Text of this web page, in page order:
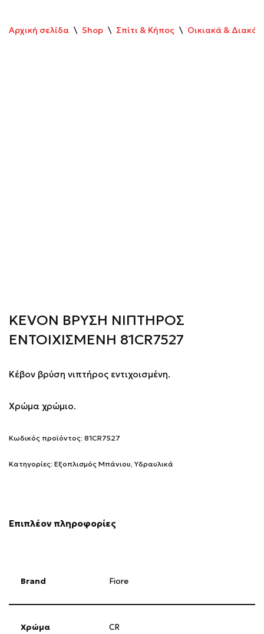
Αρχική σελίδα \ Shop \ Σπίτι & Κήπος \ Οικιακά &
KEVON ΒΡΥΣΗ ΝΙΠΤΗΡΟΣ
ΕΝΤΟΙΧΙΣΜΕΝΗ 81CR7527
Κέβον βρύση νιπτήρος εντιχοισμένη.
Χρώμα χρώμιο.
Κωδικός προϊόντος: 81CR7527
Κατηγορίες: Εξοπλισμός Μπάνιου Υδραυλικά
Επιπλέον πληροφορίες
Brand Fiore
Χρώμα CR